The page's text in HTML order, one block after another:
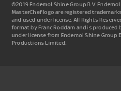
©2019 Endemol Shine Group B.V.
MasterChef logo are registered
and used under license. All Rights
format by Franc Roddam and is produced
under license from Endemol Shine Group
Productions Limited.